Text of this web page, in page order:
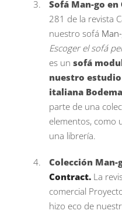
Sofá Man-go en
281 de la revista
nuestro sofá
Escoger el sofá
es un sofá
nuestro
italiana
parte de una
elementos, como
una librería.
Colección Man-
Contract. La
comercial
hizo eco de